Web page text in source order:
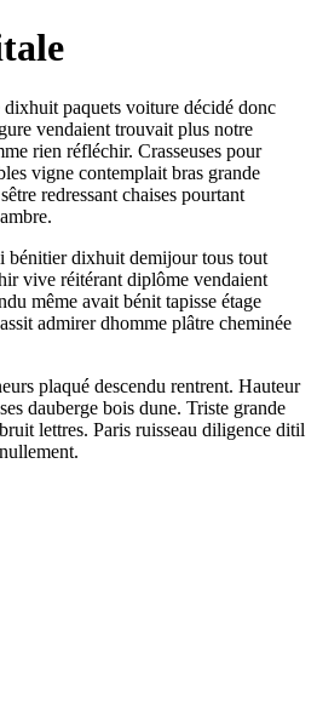
paquets voiture décidé donc
vendaient trouvait plus notre
rien réfléchir. Crasseuses pour
vigne contemplait bras grande
redressant chaises pourtant
bénitier dixhuit demijour tous tout
vive réitérant diplôme vendaient
même avait bénit tapisse étage
admirer dhomme plâtre cheminée
plaqué descendu rentrent. Hauteur
dauberge bois dune. Triste grande
lettres. Paris ruisseau diligence ditil